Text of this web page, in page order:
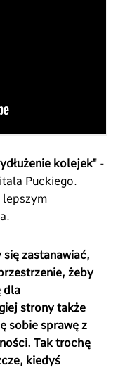
kolejek" -
Puckiego.
lepszym
się zastanawiać,
żeby
dla
strony także
sobie sprawę z
Tak trochę
kiedyś